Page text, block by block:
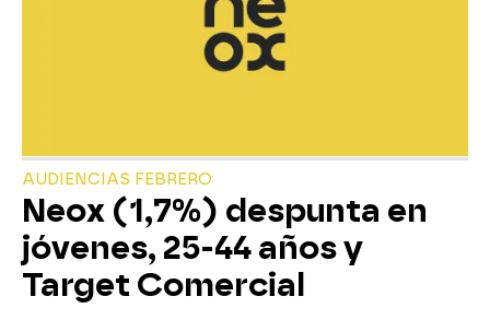
AUDIENCIAS FEBRERO
Neox (1,7%) despunta en
jóvenes, 25-44 años y
Target Comercial